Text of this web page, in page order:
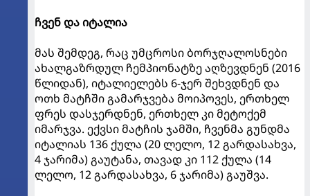
ჩვენ და იტალია
მას შემდეგ, რაც უმცროსი ბორჯღალოსნები
ახალგაზრდულ ჩემპიონატზე აღზევდნენ (2016
წლიდან), იტალიელებს 6-ჯერ შეხვდნენ და
ოთხ მატჩში გამარჯვება მოიპოვეს, ერთხელ
ფრეს დასჯერდნენ, ერთხელ კი მეტოქემ
იმარჯვა. ექვსი მატჩის ჯამში, ჩვენმა გუნდმა
იტალიას 136 ქულა (20 ლელო, 12 გარდასახვა,
4 ჯარიმა) გაუტანა, თავად კი 112 ქულა (14
ლელო, 12 გარდასახვა, 6 ჯარიმა) გაუშვა.